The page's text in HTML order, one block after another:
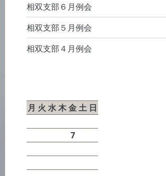
相双支部６月例会
相双支部５月例会
相双支部４月例会
月 火 水木金土 日
7